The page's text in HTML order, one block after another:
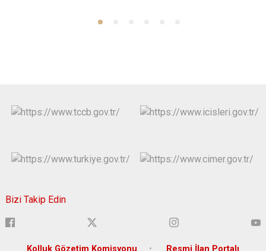
Bizi Takip Edin
Kolluk Gözetim Komisyonu Resmi İlan Portalı